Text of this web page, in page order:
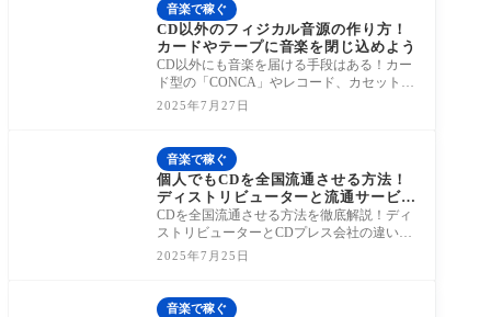
音楽で稼ぐ
CD以外のフィジカル音源の作り方！
カードやテープに音楽を閉じ込めよう
CD以外にも音楽を届ける手段はある！カー
ド型の「CONCA」やレコード、カセットな
ど、注目のフィジカルパッケージ3選を紹
2025年7月27日
音楽で稼ぐ
個人でもCDを全国流通させる方法！
ディストリビューターと流通サービス
の比較【実体験あり】
CDを全国流通させる方法を徹底解説！ディ
ストリビューターとCDプレス会社の違い
や、掛率・登録費用を比較。営業の実体験
2025年7月25日
音楽で稼ぐ